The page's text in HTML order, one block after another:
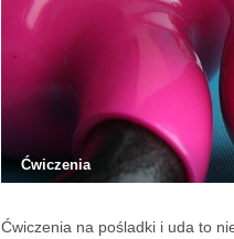
Ćwiczenia
Ćwiczenia na pośladki i uda to